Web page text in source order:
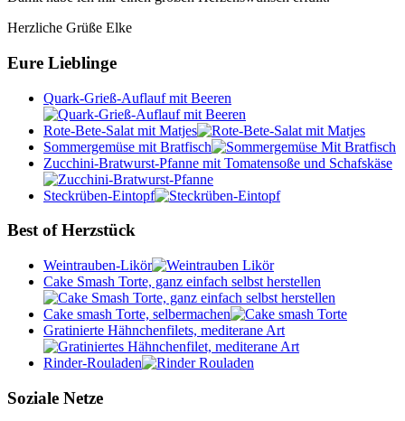
Herzliche Grüße Elke
Eure Lieblinge
Quark-Grieß-Auflauf mit Beeren
Rote-Bete-Salat mit Matjes
Sommergemüse mit Bratfisch
Zucchini-Bratwurst-Pfanne mit Tomatensoße und Schafskäse
Steckrüben-Eintopf
Best of Herzstück
Weintrauben-Likör
Cake Smash Torte, ganz einfach selbst herstellen
Cake smash Torte, selbermachen
Gratinierte Hähnchenfilets, mediterane Art
Rinder-Rouladen
Soziale Netze